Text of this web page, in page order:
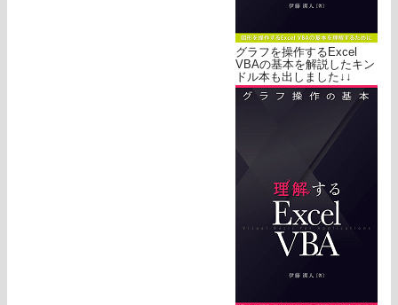
グラフを操作するExcel
VBAの基本を解説したキン
ドル本も出しました↓↓